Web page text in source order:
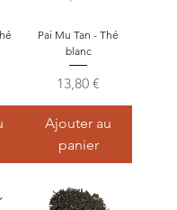
Pai Mu Tan - Thé
blanc
Prix
13,80 €
Ajouter au
panier